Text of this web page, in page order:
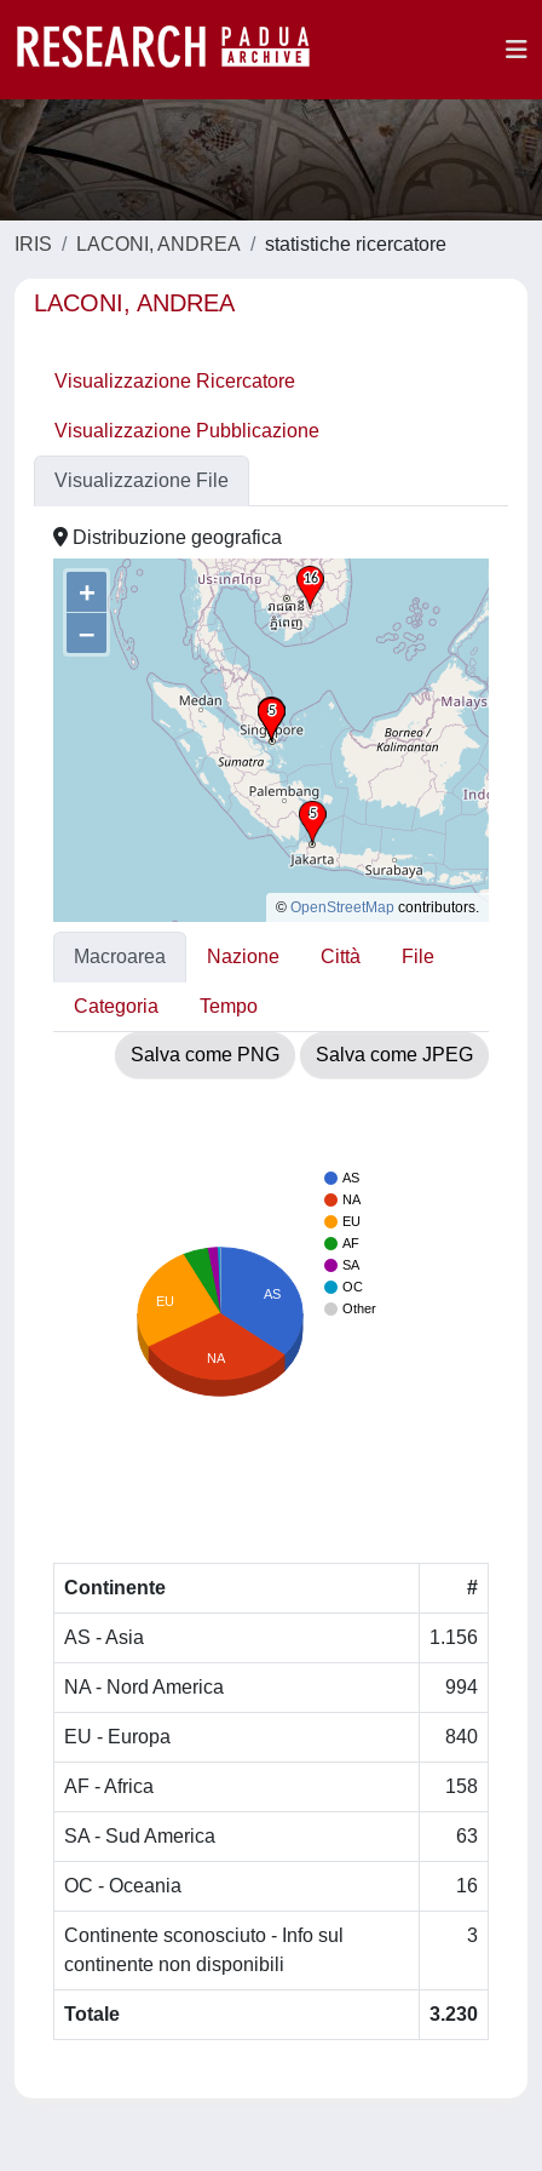
IRIS LACONI, ANDREA statistiche ricercatore
LACONI, ANDREA
Visualizzazione Ricercatore
Visualizzazione Pubblicazione
Visualizzazione File
Distribuzione geografica
+
–
© OpenStreetMap contributors.
Macroarea Nazione Città File
Categoria Tempo
Salva come PNG Salva come JPEG
AS
NA
EU
AF
SA
OC
Other
AS
EU
NA
Continente #
AS - Asia 1.156
NA - Nord America 994
EU - Europa 840
AF - Africa 158
SA - Sud America 63
OC - Oceania 16
Continente sconosciuto - Info sul
continente non disponibili
3
Totale 3.230